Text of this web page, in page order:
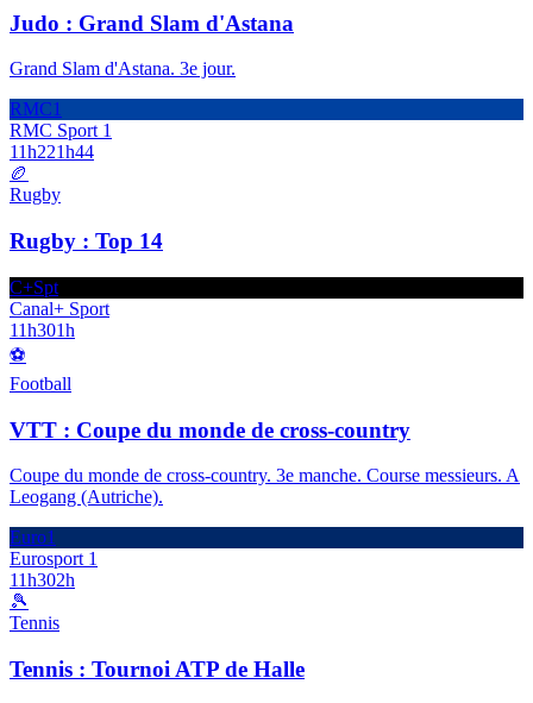
Judo : Grand Slam d'Astana
Grand Slam d'Astana. 3e jour.
RMC1
RMC Sport 1
11h221h44
🏉
Rugby
Rugby : Top 14
C+Spt
Canal+ Sport
11h301h
⚽
Football
VTT : Coupe du monde de cross-country
Coupe du monde de cross-country. 3e manche. Course messieurs. A
Leogang (Autriche).
Euro1
Eurosport 1
11h302h
🎾
Tennis
Tennis : Tournoi ATP de Halle